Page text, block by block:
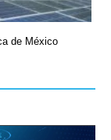
de México